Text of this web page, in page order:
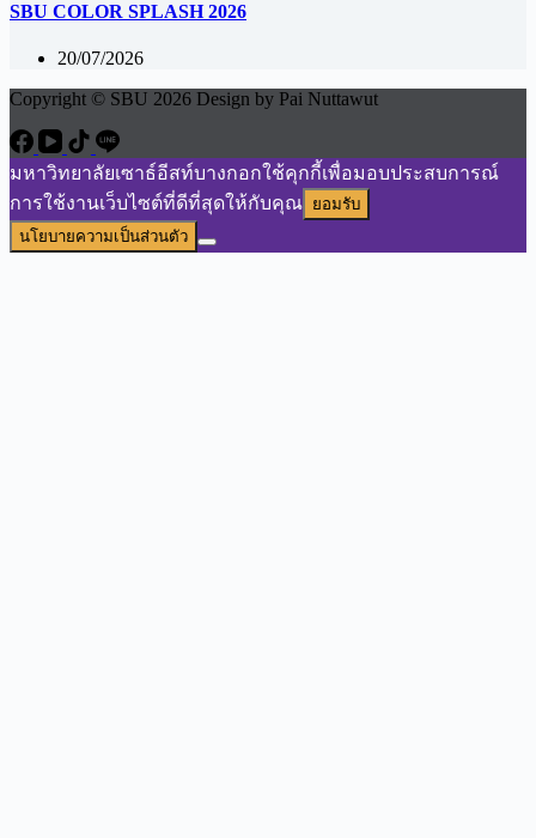
SBU COLOR SPLASH 2026
20/07/2026
Copyright © SBU 2026 Design by Pai Nuttawut
มหาวิทยาลัยเซาธ์อีสท์บางกอกใช้คุกกี้เพื่อมอบประสบการณ์
การใช้งานเว็บไซต์ที่ดีที่สุดให้กับคุณ ยอมรับ
นโยบายความเป็นส่วนตัว